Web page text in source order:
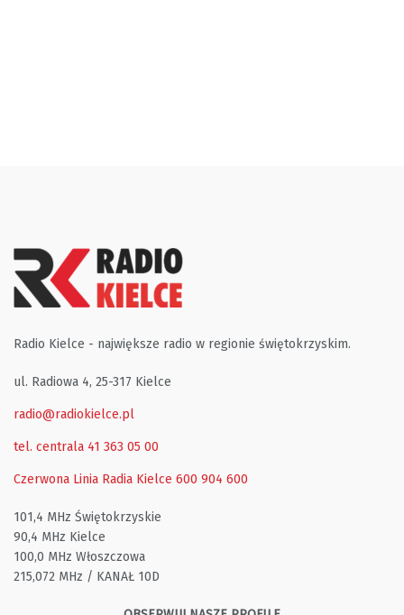
Radio Kielce - największe radio w regionie świętokrzyskim.
ul. Radiowa 4, 25-317 Kielce
radio@radiokielce.pl
tel. centrala 41 363 05 00
Czerwona Linia Radia Kielce 600 904 600
101,4 MHz Świętokrzyskie
90,4 MHz Kielce
100,0 MHz Włoszczowa
215,072 MHz / KANAŁ 10D